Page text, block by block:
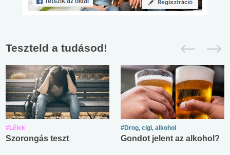
Teszteld a tudásod!
#Lélek
Szorongás teszt
#Drog, cigi, alkohol
Gondot jelent az alkohol?